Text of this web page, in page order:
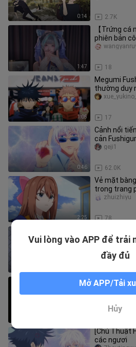
0:14 2.7K
1:47
【Trứng cá
phiên bản
“Cheshire”
18
1:05
Megumi
thường duy
phải không?
17
xue_yukino_
0:46
Cảnh nổi
cản
62.0K
geji1
2:25
Vẻ mặt
trong trang
78
zhuizhiyu
Megumi
Fushiguro
[Chú Thuật
các ngươi
Vui lòng vào APP để trải
đầy đủ
Mở APP/Tải
Hủy